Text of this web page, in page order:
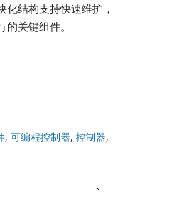
结构支持快速维护，
关键组件。
, 可编程控制器, 控制器,